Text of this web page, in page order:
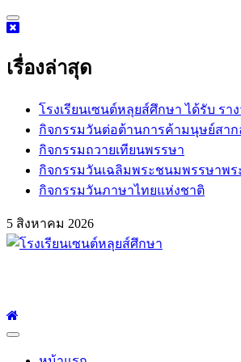
Skip
to
เรื่องล่าสุด
โรงเรียนเซนต์หลุยส์ศึกษา ได้รับ รา
กิจกรรม​วันต่อต้านการค้ามนุษย์สา
กิจกรรมถวายเทียนพรรษา
กิจกรรมวันเฉลิมพระชนมพรรษาพร
กิจกรรมวันภาษาไทยแห่งชาติ
5 สิงหาคม 2026
Primary